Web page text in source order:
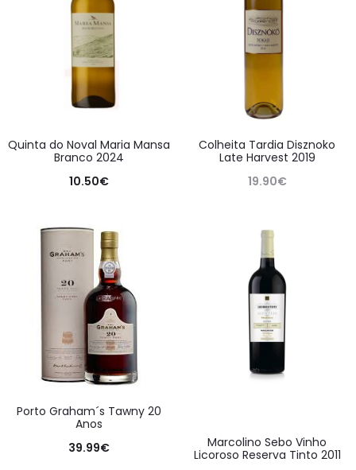
Quinta do Noval Maria Mansa
Branco 2024
10.50€
Colheita Tardia Disznoko
Late Harvest 2019
19.90€
Porto Graham´s Tawny 20
Anos
39.99€
Marcolino Sebo Vinho
Licoroso Reserva Tinto 2011